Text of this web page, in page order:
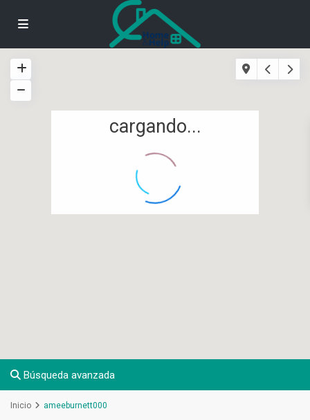
cargando...
Búsqueda avanzada
Inicio ameeburnett000